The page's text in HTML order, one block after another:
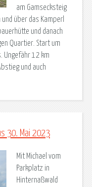
am Gamsecksteig
über das Kamperl
und danach
Quartier. Start um
Ungefähr 12 km
und auch
30. Mai 2023
Mit Michael vom
Parkplatz in
Hinternaßwald